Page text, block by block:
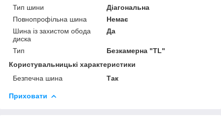
Тип шини
Діагональна
Повнопрофільна шина
Немає
Шина із захистом обода
диска
Да
Тип
Безкамерна "TL"
Користувальницькі характеристики
Безпечна шина
Так
Приховати